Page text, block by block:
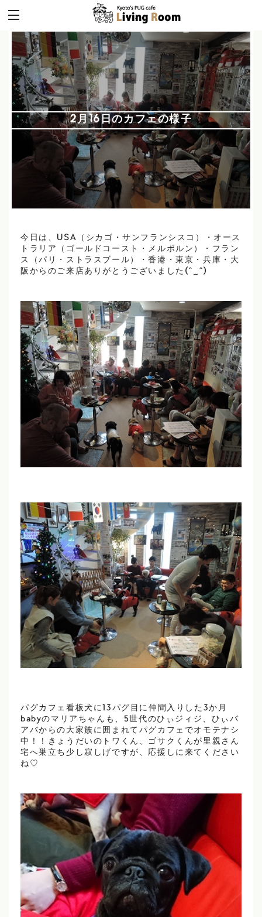
2月16日のカフェの様子
今日は、USA（シカゴ・サンフランシスコ）・オース
トラリア（ゴールドコースト・メルボルン）・フラン
ス（パリ・ストラスブール）・香港・東京・兵庫・大
阪からのご来店ありがとうございました(^_^)
パグカフェ看板犬に13パグ目に仲間入りした3か月
babyのマリアちゃんも、5世代のひぃジィジ、ひぃバ
アバからの大家族に囲まれてパグカフェでオモテナシ
中！！きょうだいのトワくん、ゴサクくんが里親さん
宅へ巣立ち少し寂しげですが、応援しに来てください
ね♡